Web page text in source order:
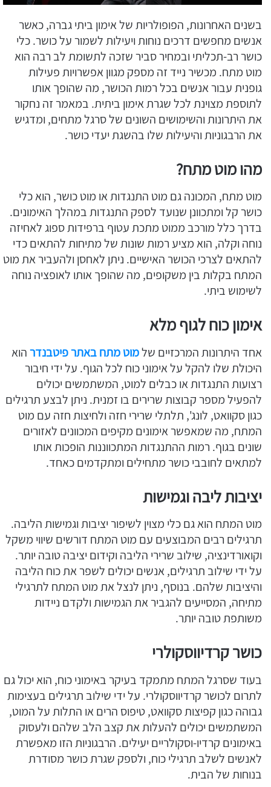
בשנים האחרונות, הפופולריות של אימון ביתי גברה, כאשר
אנשים מחפשים דרכים נוחות ויעילות לשמור על כושר. כלי
כושר רב-תכליתי ובמחיר סביר שזכה לתשומת לב רבה הוא
מוט מתח. מכשיר נייד זה מספק מגוון אפשרויות פעילות
גופנית עבור אנשים בכל רמות הכושר, מה שהופך אותו
לתוספת מצוינת לכל שגרת אימון ביתית. במאמר זה נחקור
את היתרונות והשימושים השונים של סרגל מתחים, ומדגיש
את הרבגוניות והיעילות שלו בהשגת יעדי כושר.
מהו מוט מתח?
מוט מתח, המכונה גם מוט התנגדות או מוט כושר, הוא כלי
כושר קל ומתכוונן שנועד לספק התנגדות במהלך האימונים.
בדרך כלל מורכב ממוט מתכת עטוף ברפידות ספוג לאחיזה
נוחה וקלה, הוא מציע רמות שונות של מתיחות להתאים כדי
להתאים לצרכי הכושר האישיים. ניתן לאחסן ולהעביר את מוט
המתח בקלות בין משקופים, מה שהופך אותו לאופציה נוחה
לשימוש ביתי.
אימון כוח לגוף מלא
אחד היתרונות המרכזיים שלמוט מתח באתר פיטבנדרהוא
היכולת שלו להקל על אימוני כוח לכל הגוף. על ידי חיבור
רצועות התנגדות או כבלים למוט, המשתמשים יכולים
להפעיל מספר קבוצות שרירים בו זמנית. ניתן לבצע תרגילים
כגון סקוואט, לונג', תלתלי שרירי חזה ולחיצות חזה עם מוט
המתח, מה שמאפשר אימונים מקיפים המכוונים לאזורים
שונים בגוף. רמות ההתנגדות המתכווננות הופכות אותו
למתאים לחובבי כושר מתחילים ומתקדמים כאחד.
יציבות ליבה וגמישות
מוט המתח הוא גם כלי מצוין לשיפור יציבות וגמישות הליבה.
תרגילים רבים המבוצעים עם מוט המתח דורשים שיווי משקל
וקואורדינציה, שילוב שרירי הליבה וקידום יציבה טובה יותר.
על ידי שילוב תרגילים, אנשים יכולים לשפר את כוח הליבה
והיציבות שלהם. בנוסף, ניתן לנצל את מוט המתח לתרגילי
מתיחה, המסייעים להגביר את הגמישות ולקדם ניידות
משותפת טובה יותר.
כושר קרדיווסקולרי
בעוד שסרגל המתח מתמקד בעיקר באימוני כוח, הוא יכול גם
לתרום לכושר קרדיווסקולרי. על ידי שילוב תרגילים בעצימות
גבוהה כגון קפיצות סקוואט, טיפוס הרים או התלות על המוט,
המשתמשים יכולים להעלות את קצב הלב שלהם ולעסוק
באימונים קרדיו-וסקולריים יעילים. הרבגוניות הזו מאפשרת
לאנשים לשלב תרגילי כוח, ולספק שגרת כושר מסודרת
בנוחות של הבית.